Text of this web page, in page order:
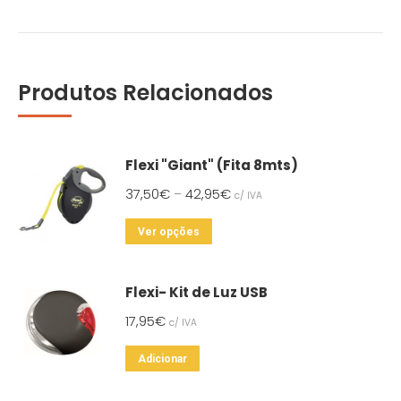
Produtos Relacionados
Flexi "Giant" (Fita 8mts)
37,50€ – 42,95€ c/ IVA
Ver opções
multiple
Flexi- Kit de Luz USB
17,95€ c/ IVA
Adicionar